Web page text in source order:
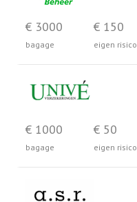
€ 3000
bagage
€ 150
eigen risico
€ 1000
bagage
€ 50
eigen risico